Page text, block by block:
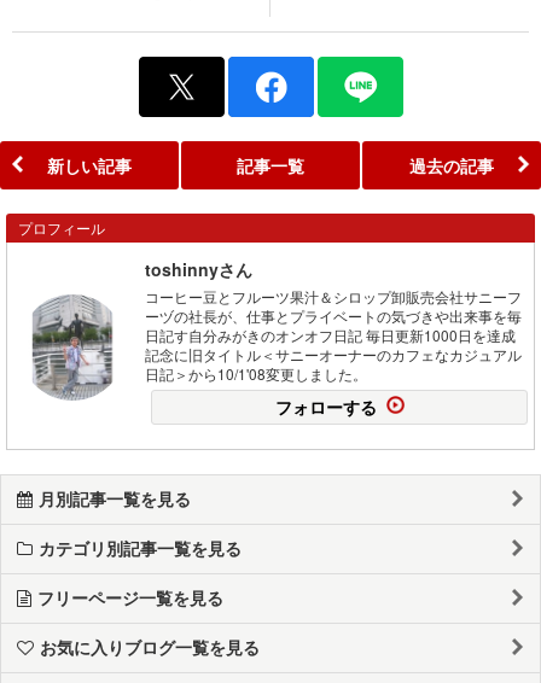
新しい記事 記事一覧 過去の記事
プロフィール
toshinnyさん
コーヒー豆とフルーツ果汁＆シロップ卸販売会社サニーフ
ーヅの社長が、仕事とプライベートの気づきや出来事を毎
日記す自分みがきのオンオフ日記 毎日更新1000日を達成
記念に旧タイトル＜サニーオーナーのカフェなカジュアル
日記＞から10/1'08変更しました。
フォローする
月別記事一覧を見る
カテゴリ別記事一覧を見る
フリーページ一覧を見る
お気に入りブログ一覧を見る